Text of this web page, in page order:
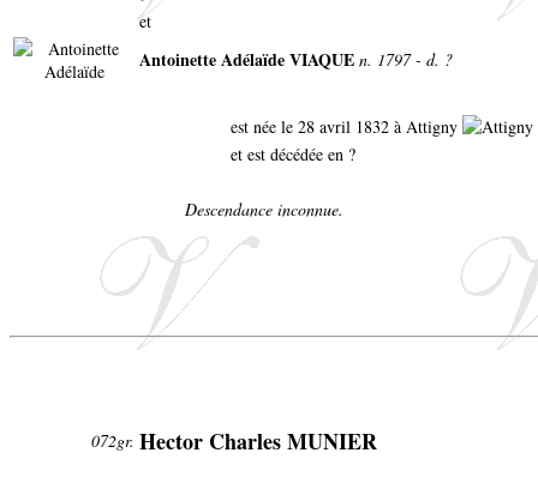
et
Antoinette Adélaïde VIAQUE n. 1797 - d. ?
est née le 28 avril 1832 à Attigny
et est décédée en ?
Descendance inconnue.
072gr. Hector Charles MUNIER